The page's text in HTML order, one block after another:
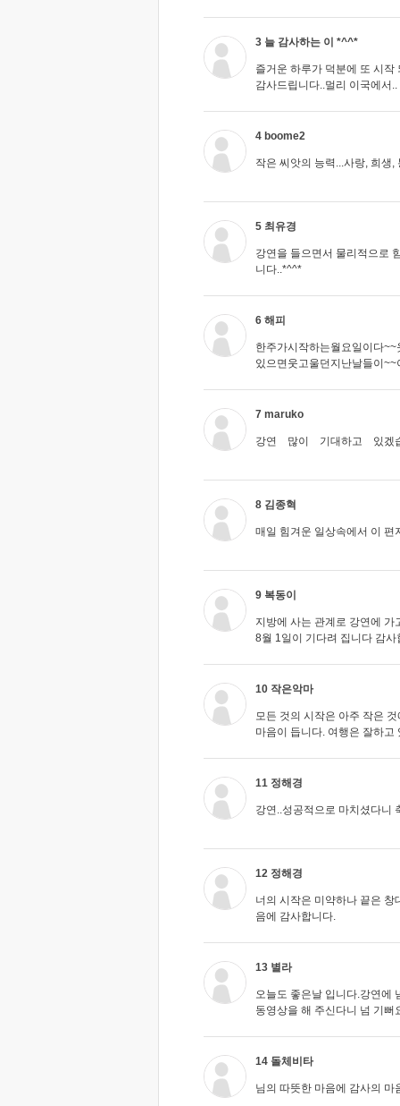
3 늘 감사하는 이 *^^*
즐거운 하루가 덕분에 또 시
감사드립니다..멀리 이국에서..
4 boome2
작은 씨앗의 능력...사랑, 희생
5 최유경
강연을 들으면서 물리적으로
니다..*^^*
6 해피
한주가시작하는월요일이다
있으면웃고울던지난날들이
7 maruko
강연 많이 기대하고 있겠
8 김종혁
매일 힘겨운 일상속에서 이 편
9 복동이
지방에 사는 관계로 강연에
8월 1일이 기다려 집니다 감사
10 작은악마
모든 것의 시작은 아주 작은
마음이 듭니다. 여행은 잘하고
11 정해경
강연..성공적으로 마치셨다니
12 정해경
너의 시작은 미약하나 끝은
음에 감사합니다.
13 별라
오늘도 좋은날 입니다.강연에
동영상을 해 주신다니 넘 기
14 돌체비타
님의 따뜻한 마음에 감사의